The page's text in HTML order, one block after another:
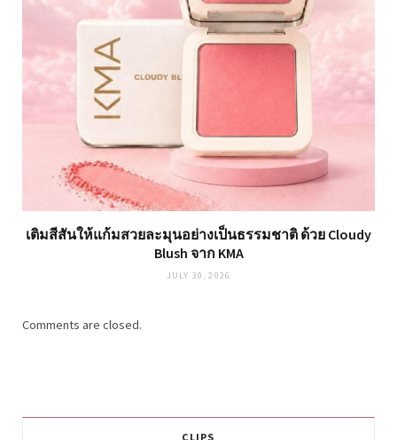
เติมสีสันให้แก้มสวยละมุนอย่างเป็นธรรมชาติ ด้วย Cloudy
Blush จาก KMA
JULY 30, 2026
Comments are closed.
CLIPS